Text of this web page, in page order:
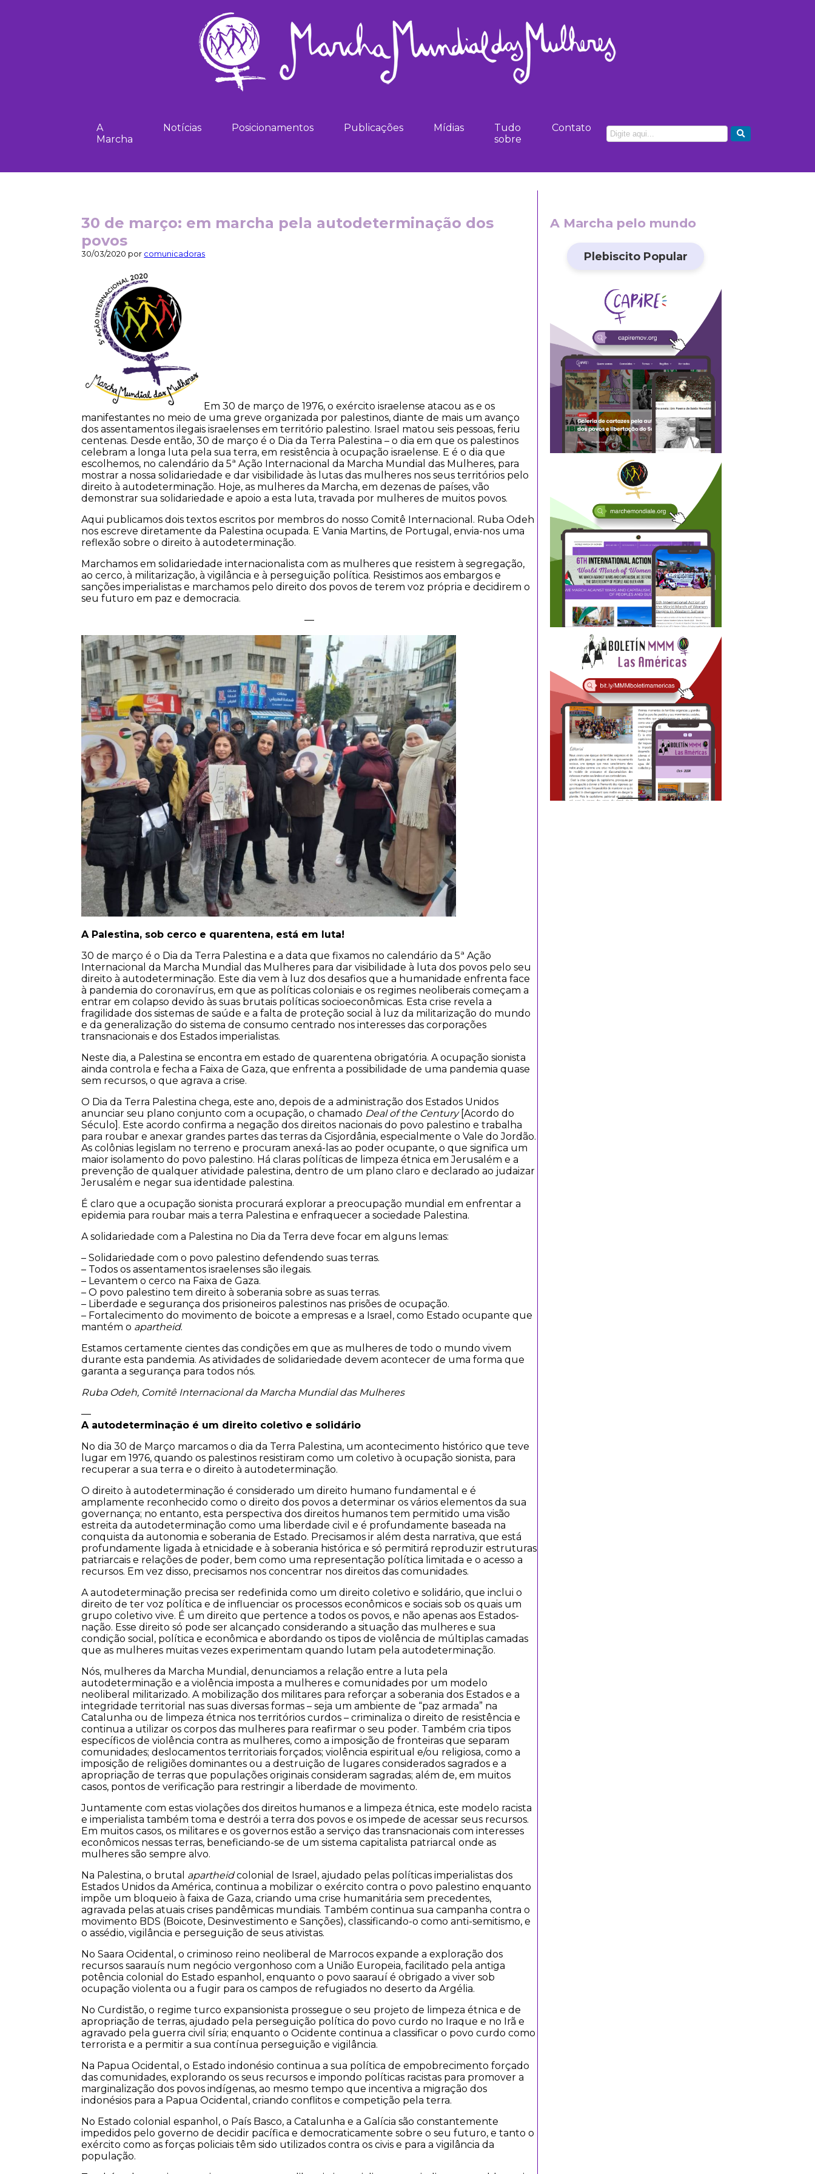
A
Marcha
Notícias Posicionamentos Publicações Mídias
Tudo
sobre
Contato
30 de março: em marcha pela autodeterminação dos
povos
30/03/2020 por comunicadoras
Em 30 de março de 1976, o exército israelense atacou as e os
manifestantes no meio de uma greve organizada por palestinos, diante de mais um avanço
dos assentamentos ilegais israelenses em território palestino. Israel matou seis pessoas, feriu
centenas. Desde então, 30 de março é o Dia da Terra Palestina – o dia em que os palestinos
celebram a longa luta pela sua terra, em resistência à ocupação israelense. E é o dia que
escolhemos, no calendário da 5ª Ação Internacional da Marcha Mundial das Mulheres, para
mostrar a nossa solidariedade e dar visibilidade às lutas das mulheres nos seus territórios pelo
direito à autodeterminação. Hoje, as mulheres da Marcha, em dezenas de países, vão
demonstrar sua solidariedade e apoio a esta luta, travada por mulheres de muitos povos.
Aqui publicamos dois textos escritos por membros do nosso Comitê Internacional. Ruba Odeh
nos escreve diretamente da Palestina ocupada. E Vania Martins, de Portugal, envia-nos uma
reflexão sobre o direito à autodeterminação.
Marchamos em solidariedade internacionalista com as mulheres que resistem à segregação,
ao cerco, à militarização, à vigilância e à perseguição política. Resistimos aos embargos e
sanções imperialistas e marchamos pelo direito dos povos de terem voz própria e decidirem o
seu futuro em paz e democracia.
—
A Palestina, sob cerco e quarentena, está em luta!
30 de março é o Dia da Terra Palestina e a data que fixamos no calendário da 5ª Ação
Internacional da Marcha Mundial das Mulheres para dar visibilidade à luta dos povos pelo seu
direito à autodeterminação. Este dia vem à luz dos desafios que a humanidade enfrenta face
à pandemia do coronavírus, em que as políticas coloniais e os regimes neoliberais começam a
entrar em colapso devido às suas brutais políticas socioeconômicas. Esta crise revela a
fragilidade dos sistemas de saúde e a falta de proteção social à luz da militarização do mundo
e da generalização do sistema de consumo centrado nos interesses das corporações
transnacionais e dos Estados imperialistas.
Neste dia, a Palestina se encontra em estado de quarentena obrigatória. A ocupação sionista
ainda controla e fecha a Faixa de Gaza, que enfrenta a possibilidade de uma pandemia quase
sem recursos, o que agrava a crise.
O Dia da Terra Palestina chega, este ano, depois de a administração dos Estados Unidos
anunciar seu plano conjunto com a ocupação, o chamado Deal of the Century[Acordo do
Século]. Este acordo confirma a negação dos direitos nacionais do povo palestino e trabalha
para roubar e anexar grandes partes das terras da Cisjordânia, especialmente o Vale do Jordão.
As colônias legislam no terreno e procuram anexá-las ao poder ocupante, o que significa um
maior isolamento do povo palestino. Há claras políticas de limpeza étnica em Jerusalém e a
prevenção de qualquer atividade palestina, dentro de um plano claro e declarado ao judaizar
Jerusalém e negar sua identidade palestina.
É claro que a ocupação sionista procurará explorar a preocupação mundial em enfrentar a
epidemia para roubar mais a terra Palestina e enfraquecer a sociedade Palestina.
A solidariedade com a Palestina no Dia da Terra deve focar em alguns lemas:
– Solidariedade com o povo palestino defendendo suas terras.
– Todos os assentamentos israelenses são ilegais.
– Levantem o cerco na Faixa de Gaza.
– O povo palestino tem direito à soberania sobre as suas terras.
– Liberdade e segurança dos prisioneiros palestinos nas prisões de ocupação.
– Fortalecimento do movimento de boicote a empresas e a Israel, como Estado ocupante que
mantém o apartheid.
Estamos certamente cientes das condições em que as mulheres de todo o mundo vivem
durante esta pandemia. As atividades de solidariedade devem acontecer de uma forma que
garanta a segurança para todos nós.
Ruba Odeh, Comitê Internacional da Marcha Mundial das Mulheres
—
A autodeterminação é um direito coletivo e solidário
No dia 30 de Março marcamos o dia da Terra Palestina, um acontecimento histórico que teve
lugar em 1976, quando os palestinos resistiram como um coletivo à ocupação sionista, para
recuperar a sua terra e o direito à autodeterminação.
O direito à autodeterminação é considerado um direito humano fundamental e é
amplamente reconhecido como o direito dos povos a determinar os vários elementos da sua
governança; no entanto, esta perspectiva dos direitos humanos tem permitido uma visão
estreita da autodeterminação como uma liberdade civil e é profundamente baseada na
conquista da autonomia e soberania de Estado. Precisamos ir além desta narrativa, que está
profundamente ligada à etnicidade e à soberania histórica e só permitirá reproduzir estruturas
patriarcais e relações de poder, bem como uma representação política limitada e o acesso a
recursos. Em vez disso, precisamos nos concentrar nos direitos das comunidades.
A autodeterminação precisa ser redefinida como um direito coletivo e solidário, que inclui o
direito de ter voz política e de influenciar os processos econômicos e sociais sob os quais um
grupo coletivo vive. É um direito que pertence a todos os povos, e não apenas aos Estados-
nação. Esse direito só pode ser alcançado considerando a situação das mulheres e sua
condição social, política e econômica e abordando os tipos de violência de múltiplas camadas
que as mulheres muitas vezes experimentam quando lutam pela autodeterminação.
Nós, mulheres da Marcha Mundial, denunciamos a relação entre a luta pela
autodeterminação e a violência imposta a mulheres e comunidades por um modelo
neoliberal militarizado. A mobilização dos militares para reforçar a soberania dos Estados e a
integridade territorial nas suas diversas formas – seja um ambiente de “paz armada” na
Catalunha ou de limpeza étnica nos territórios curdos – criminaliza o direito de resistência e
continua a utilizar os corpos das mulheres para reafirmar o seu poder. Também cria tipos
específicos de violência contra as mulheres, como a imposição de fronteiras que separam
comunidades; deslocamentos territoriais forçados; violência espiritual e/ou religiosa, como a
imposição de religiões dominantes ou a destruição de lugares considerados sagrados e a
apropriação de terras que populações originais consideram sagradas; além de, em muitos
casos, pontos de verificação para restringir a liberdade de movimento.
Juntamente com estas violações dos direitos humanos e a limpeza étnica, este modelo racista
e imperialista também toma e destrói a terra dos povos e os impede de acessar seus recursos.
Em muitos casos, os militares e os governos estão a serviço das transnacionais com interesses
econômicos nessas terras, beneficiando-se de um sistema capitalista patriarcal onde as
mulheres são sempre alvo.
Na Palestina, o brutal apartheidcolonial de Israel, ajudado pelas políticas imperialistas dos
Estados Unidos da América, continua a mobilizar o exército contra o povo palestino enquanto
impõe um bloqueio à faixa de Gaza, criando uma crise humanitária sem precedentes,
agravada pelas atuais crises pandêmicas mundiais. Também continua sua campanha contra o
movimento BDS (Boicote, Desinvestimento e Sanções), classificando-o como anti-semitismo, e
o assédio, vigilância e perseguição de seus ativistas.
No Saara Ocidental, o criminoso reino neoliberal de Marrocos expande a exploração dos
recursos saarauís num negócio vergonhoso com a União Europeia, facilitado pela antiga
potência colonial do Estado espanhol, enquanto o povo saarauí é obrigado a viver sob
ocupação violenta ou a fugir para os campos de refugiados no deserto da Argélia.
No Curdistão, o regime turco expansionista prossegue o seu projeto de limpeza étnica e de
apropriação de terras, ajudado pela perseguição política do povo curdo no Iraque e no Irã e
agravado pela guerra civil síria; enquanto o Ocidente continua a classificar o povo curdo como
terrorista e a permitir a sua contínua perseguição e vigilância.
Na Papua Ocidental, o Estado indonésio continua a sua política de empobrecimento forçado
das comunidades, explorando os seus recursos e impondo políticas racistas para promover a
marginalização dos povos indígenas, ao mesmo tempo que incentiva a migração dos
indonésios para a Papua Ocidental, criando conflitos e competição pela terra.
No Estado colonial espanhol, o País Basco, a Catalunha e a Galícia são constantemente
impedidos pelo governo de decidir pacífica e democraticamente sobre o seu futuro, e tanto o
exército como as forças policiais têm sido utilizados contra os civis e para a vigilância da
população.
A Marcha pelo mundo
Plebiscito Popular